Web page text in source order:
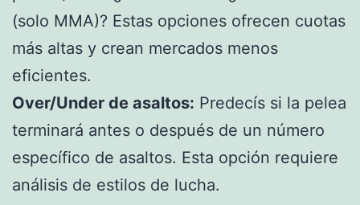
(solo MMA)? Estas opciones ofrecen cuotas
más altas y crean mercados menos
eficientes.
Over/Under de asaltos: Predecís si la pelea
terminará antes o después de un número
específico de asaltos. Esta opción requiere
análisis de estilos de lucha.